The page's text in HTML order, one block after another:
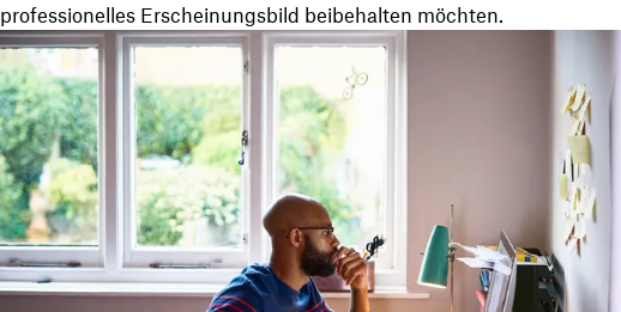
professionelles Erscheinungsbild beibehalten möchten.